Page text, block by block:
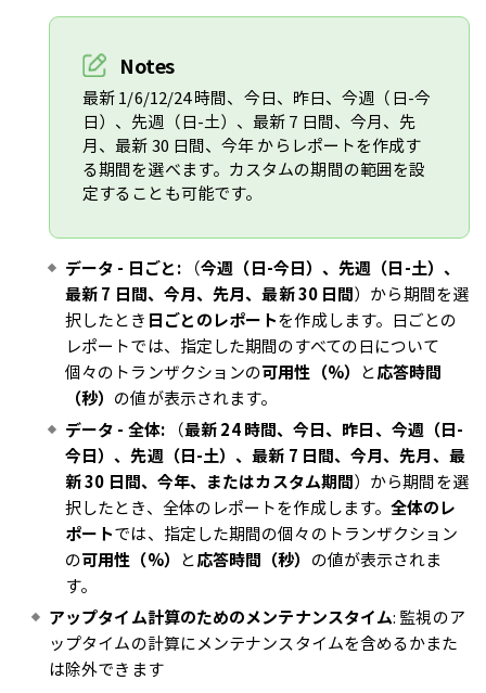
Notes
最新 1/6/12/24 時間、今日、昨日、今週（日-今
日）、先週（日-土）、最新 7 日間、今月、先
月、最新 30 日間、今年 からレポートを作成す
る期間を選べます。カスタムの期間の範囲を設
定することも可能です。
データ - 日ごと: （今週（日-今日）、先週（日-土）、
最新 7 日間、今月、先月、最新 30 日間）から期間を選
択したとき 日ごとのレポートを作成します。日ごとの
レポートでは、指定した期間のすべての日について
個々のトランザクションの可用性（%） と応答時間
（秒） の値が表示されます。
データ - 全体: （最新 24 時間、今日、昨日、今週（日-
今日）、先週（日-土）、最新 7 日間、今月、先月、最
新 30 日間、今年、またはカスタム期間）から期間を選
択したとき、全体のレポートを作成します。 全体のレ
ポートでは、指定した期間の個々のトランザクション
の可用性（%） と応答時間（秒） の値が表示されま
す。
アップタイム計算のためのメンテナンスタイム: 監視のア
ップタイムの計算にメンテナンスタイムを含めるかまた
は除外できます